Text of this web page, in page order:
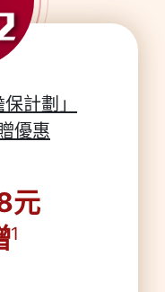
計劃」
優惠
元
1